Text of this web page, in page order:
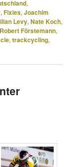
,
,Fixies,Joachim
Levy,Nate Koch,
Robert Förstemann,
,trackcycling,